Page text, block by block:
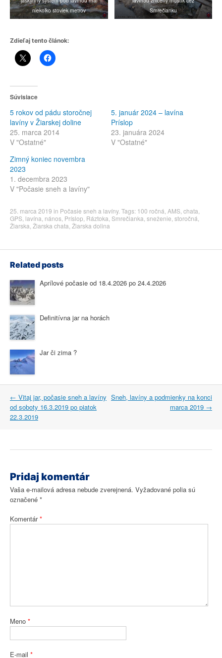
niekoľko stoviek metrov
Smrečianku
Zdieľaj tento článok:
Súvisiace
5 rokov od pádu storočnej
lavíny v Žiarskej doline
25. marca 2014
V "Ostatné"
5. január 2024 – lavína
Príslop
23. januára 2024
V "Ostatné"
Zimný koniec novembra
2023
1. decembra 2023
V "Počasie sneh a lavíny"
25. marca 2019 in Počasie sneh a lavíny. Tags: 100 ročná AMS chata
GPS lavína nános Príslop Ráztoka Smrečianka sneženie storočná
Žiarska Žiarska chata Žiarska dolina
Related posts
Aprílové počasie od 18.4.2026 po 24.4.2026
Definitívna jar na horách
Jar či zima ?
Post
navigation
← Vitaj jar, počasie sneh a lavíny
od soboty 16.3.2019 po piatok
22.3.2019
Sneh, lavíny a podmienky na konci
marca 2019 →
Pridaj komentár
Vaša e-mailová adresa nebude zverejnená. Vyžadované polia sú
označené *
Komentár*
Meno *
E-mail *